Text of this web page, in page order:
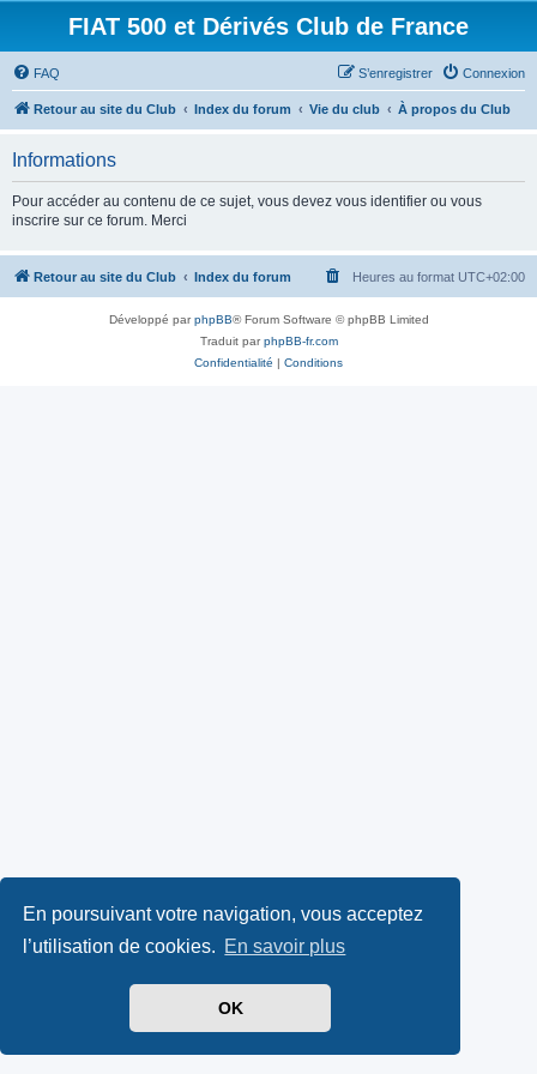
En poursuivant votre navigation, vous acceptez
l’utilisation de cookies. En savoir plus
OK
FIAT 500 et Dérivés Club de France
FAQ Connexion
S’enregistrer
Retour au site du Club Index du forum Vie du club À propos du Club
Informations
Pour accéder au contenu de ce sujet, vous devez vous identifier ou vous
inscrire sur ce forum. Merci
Retour au site du Club Index du forum Heures au format UTC+02:00
Développé parphpBB® Forum Software © phpBB Limited
Traduit parphpBB-fr.com
Confidentialité | Conditions